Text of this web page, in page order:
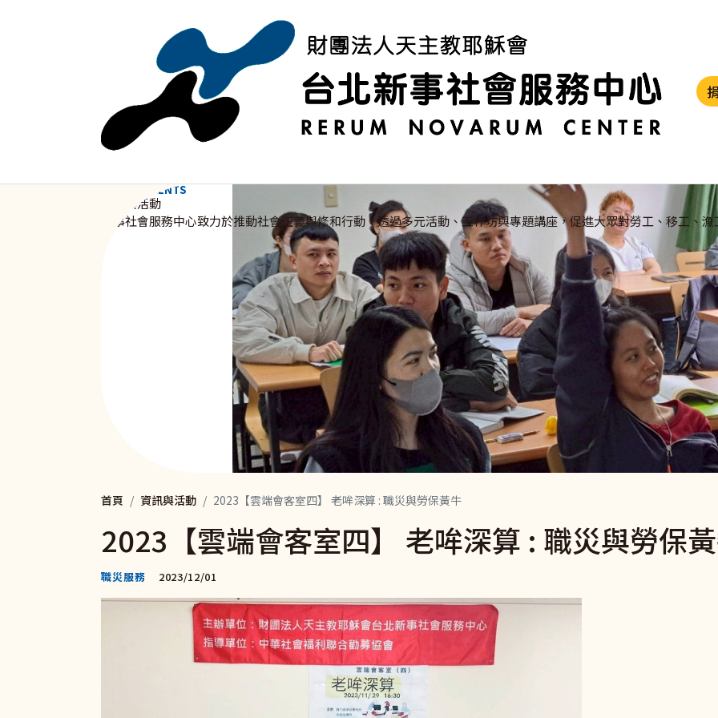
NEWS & EVENTS
資訊與活動
新事社會服務中心致力於推動社會正義與修和行動，透過多元活動、工作坊與專題講座，促進大眾對勞工、移工、
首頁 資訊與活動 2023【雲端會客室四】 老哞深算 : 職災與勞保黃牛
2023【雲端會客室四】 老哞深算 : 職災與勞保
職災服務 2023/12/01